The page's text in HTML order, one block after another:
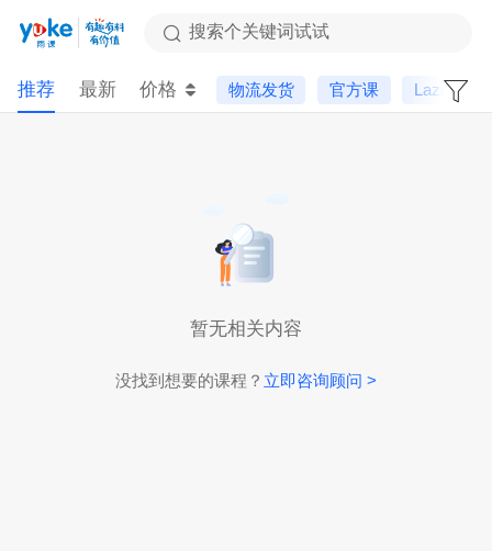
搜索个关键词试试
推荐 最新 价格 物流发货 官方课 Lazada
暂无相关内容
没找到想要的课程？ 立即咨询顾问 >